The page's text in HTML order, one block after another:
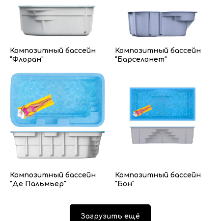
Композитный бассейн
"Флоран"
Композитный бассейн
"Барселонет"
Композитный бассейн
"Де Пальмьер"
Композитный бассейн
"Бон"
Загрузить ещё